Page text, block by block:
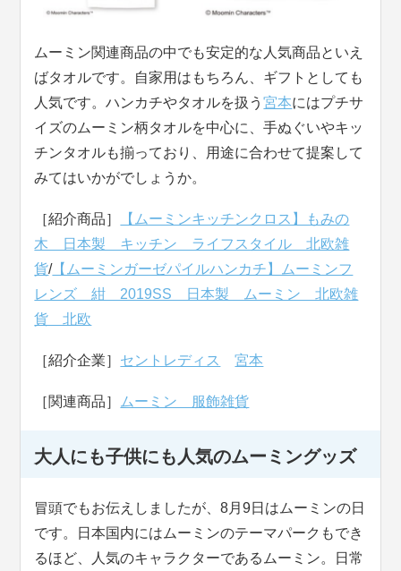
ムーミン関連商品の中でも安定的な人気商品といえ
ばタオルです。自家用はもちろん、ギフトとしても
人気です。ハンカチやタオルを扱う宮本にはプチサ
イズのムーミン柄タオルを中心に、手ぬぐいやキッ
チンタオルも揃っており、用途に合わせて提案して
みてはいかがでしょうか。
［紹介商品］
【ムーミンキッチンクロス】もみの
木 日本製 キッチン ライフスタイル 北欧雑
貨/【ムーミンガーゼパイルハンカチ】ムーミンフ
レンズ 紺 2019SS 日本製 ムーミン 北欧雑
貨 北欧
［紹介企業］ セントレディス 宮本
［関連商品］ ムーミン 服飾雑貨
大人にも子供にも人気のムーミングッズ
冒頭でもお伝えしましたが、8月9日はムーミンの日
です。日本国内にはムーミンのテーマパークもでき
るほど、人気のキャラクターであるムーミン。日常